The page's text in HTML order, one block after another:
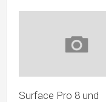
Surface Pro 8 und